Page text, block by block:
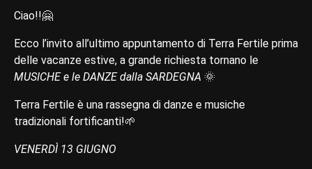
Ciao!!🤗
Ecco l’invito all’ultimo appuntamento di Terra Fertile prima
delle vacanze estive, a grande richiesta tornano le
MUSICHE e le DANZE dalla SARDEGNA 🌞
Terra Fertile è una rassegna di danze e musiche
tradizionali fortificanti!🌱
VENERDÌ 13 GIUGNO